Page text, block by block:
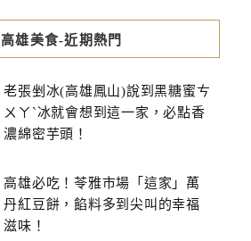
高雄美食-近期熱門
老張剉冰(高雄鳳山)說到黑糖蜜ㄘ
ㄨㄚˋ冰就會想到這一家，必點香
濃綿密芋頭！
高雄必吃！苓雅市場「這家」萬
丹紅豆餅，餡料多到尖叫的幸福
滋味！